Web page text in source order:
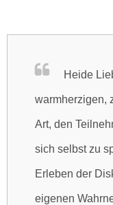
Heide
warmherzigen,
Art, den
sich selbst zu
Erleben der
eigenen